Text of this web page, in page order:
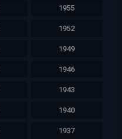
1955
1952
1949
1946
1943
1940
1937